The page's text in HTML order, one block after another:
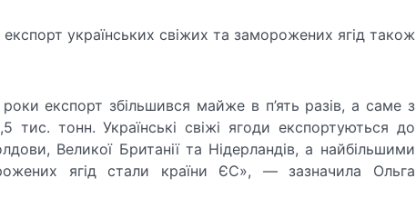
українських свіжих та заморожених ягід також
експорт збільшився майже в п’ять разів, а саме з
тис. тонн. Українські свіжі ягоди експортуються до
Великої Британії та Нідерландів, а найбільшими
ягід стали країни ЄС», — зазначила Ольга